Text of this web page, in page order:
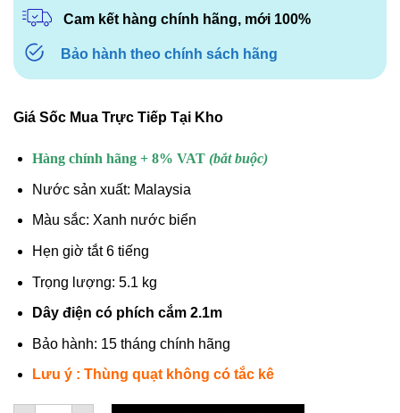
Cam kết hàng chính hãng, mới 100%
Bảo hành theo chính sách hãng
Giá Sốc Mua Trực Tiếp Tại Kho
Hàng chính hãng + 8% VAT (bắt buộc)
Nước sản xuất: Malaysia
Màu sắc: Xanh nước biển
Hẹn giờ tắt 6 tiếng
Trọng lượng: 5.1 kg
Dây điện có phích cắm 2.1m
Bảo hành: 15 tháng chính hãng
Lưu ý : Thùng quạt không có tắc kê
Quạt treo tường Panasonic F-409MB màu xanh blue số